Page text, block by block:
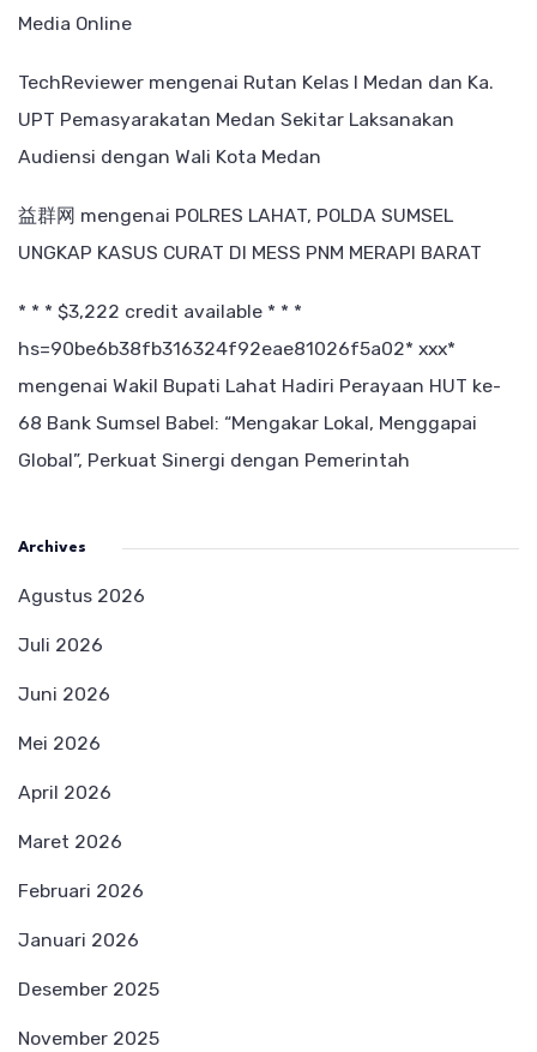
Media Online
TechReviewer mengenai Rutan Kelas I Medan dan Ka.
UPT Pemasyarakatan Medan Sekitar Laksanakan
Audiensi dengan Wali Kota Medan
益群网 mengenai POLRES LAHAT, POLDA SUMSEL
UNGKAP KASUS CURAT DI MESS PNM MERAPI BARAT
* * * $3,222 credit available * * *
hs=90be6b38fb316324f92eae81026f5a02* ххх*
mengenai Wakil Bupati Lahat Hadiri Perayaan HUT ke-
68 Bank Sumsel Babel: “Mengakar Lokal, Menggapai
Global”, Perkuat Sinergi dengan Pemerintah
Archives
Agustus 2026
Juli 2026
Juni 2026
Mei 2026
April 2026
Maret 2026
Februari 2026
Januari 2026
Desember 2025
November 2025